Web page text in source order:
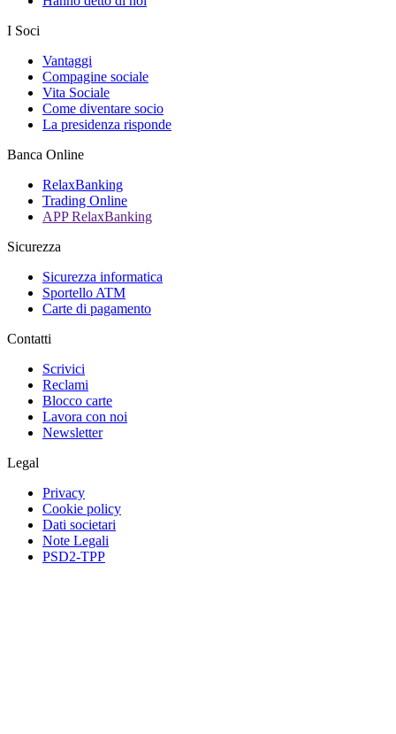
I Soci
Vantaggi
Compagine sociale
Vita Sociale
Come diventare socio
La presidenza risponde
Banca Online
RelaxBanking
Trading Online
APP RelaxBanking
Sicurezza
Sicurezza informatica
Sportello ATM
Carte di pagamento
Contatti
Scrivici
Reclami
Blocco carte
Lavora con noi
Newsletter
Legal
Privacy
Cookie policy
Dati societari
Note Legali
PSD2-TPP